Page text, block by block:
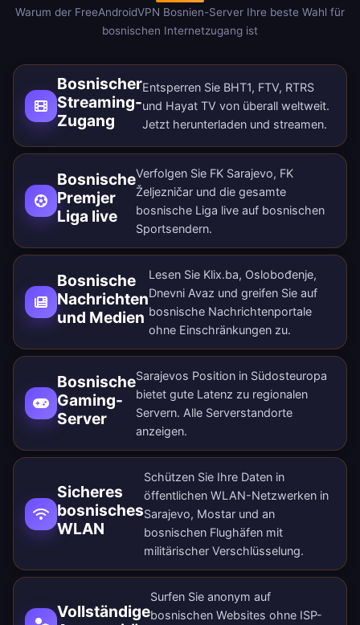
Warum der FreeAndroidVPN Bosnien-Server Ihre beste Wahl für
bosnischen Internetzugang ist
Bosnischer
Streaming-
Zugang
Entsperren Sie BHT1, FTV, RTRS
und Hayat TV von überall weltweit.
Jetzt herunterladen und streamen.
Bosnische
Premjer
Liga live
Verfolgen Sie FK Sarajevo, FK
Željezničar und die gesamte
bosnische Liga live auf bosnischen
Sportsendern.
Bosnische
Nachrichten
und Medien
Lesen Sie Klix.ba, Oslobođenje,
Dnevni Avaz und greifen Sie auf
bosnische Nachrichtenportale
ohne Einschränkungen zu.
Bosnische
Gaming-
Server
Sarajevos Position in Südosteuropa
bietet gute Latenz zu regionalen
Servern. Alle Serverstandorte
anzeigen.
Sicheres
bosnisches
WLAN
Schützen Sie Ihre Daten in
öffentlichen WLAN-Netzwerken in
Sarajevo, Mostar und an
bosnischen Flughäfen mit
militärischer Verschlüsselung.
Vollständige
Surfen Sie anonym auf
bosnischen Websites ohne ISP-